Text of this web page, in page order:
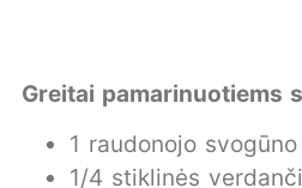
Greitai pamarinuotiems
1 raudonojo svogūno
1/4 stiklinės